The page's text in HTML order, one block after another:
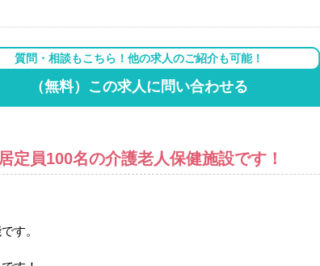
質問・相談もこちら！他の求人のご紹介も可能！
（無料）この求人に問い合わせる
員100名の介護老人保健施設です！
す。